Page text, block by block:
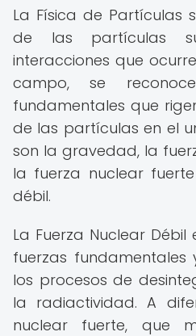
La Física de Partículas
de las partículas
interacciones que
campo, se
fundamentales que
de las partículas en el
son la gravedad, la
la fuerza nuclear
débil.
La Fuerza Nuclear
fuerzas fundamentales
los procesos de
la radiactividad. A
nuclear fuerte, que